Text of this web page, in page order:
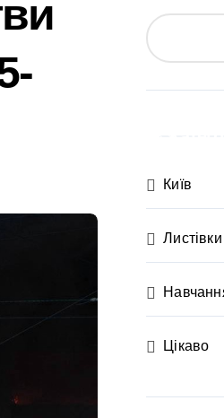
підтримку отримують
чеських пенсіонерів на
під час спроби
загроза
для самочинної забудови
медзаклади
і статусу «обмежено
Київ
Листівки
Цікаво